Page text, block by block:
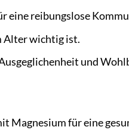
eine reibungslose
Alter wichtig ist.
und
Magnesium für eine